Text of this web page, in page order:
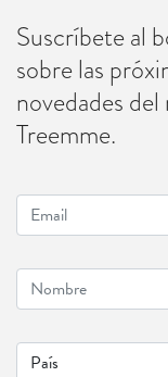
Suscríbete al
sobre las
novedades
Treemme.